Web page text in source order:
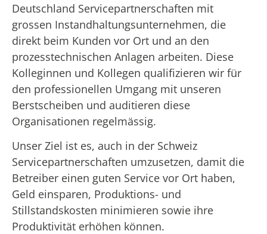
Deutschland Servicepartnerschaften mit
grossen Instandhaltungsunternehmen, die
direkt beim Kunden vor Ort und an den
prozesstechnischen Anlagen arbeiten. Diese
Kolleginnen und Kollegen qualifizieren wir für
den professionellen Umgang mit unseren
Berstscheiben und auditieren diese
Organisationen regelmässig.
Unser Ziel ist es, auch in der Schweiz
Servicepartnerschaften umzusetzen, damit die
Betreiber einen guten Service vor Ort haben,
Geld einsparen, Produktions- und
Stillstandskosten minimieren sowie ihre
Produktivität erhöhen können.